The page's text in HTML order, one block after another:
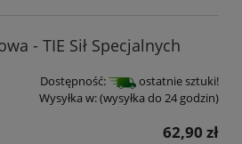
- TIE Sił Specjalnych
Dostępność:
ostatnie sztuki!
Wysyłka w:(wysyłka do 24 godzin)
62,90 zł